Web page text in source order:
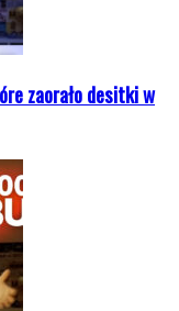
zaorało desitki w